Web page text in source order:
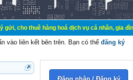
hàng hoá dịch vụ cá nhân, gia đình. Mua
vào liên kết bên trên. Bạn có thể đăng ký